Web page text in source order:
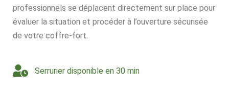
professionnels se déplacent directement sur place pour
évaluer la situation et procéder à l’ouverture sécurisée
de votre coffre-fort.
Serrurier disponible en 30 min